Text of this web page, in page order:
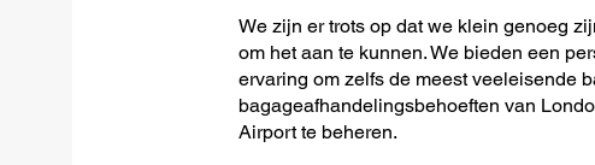
We zijn er trots op dat we klein genoeg
om het aan te kunnen. We bieden een
ervaring om zelfs de meest veeleisende
bagageafhandelingsbehoeften van
Airport te beheren.